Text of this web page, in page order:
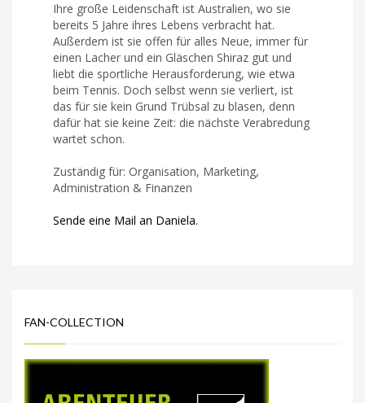
Ihre große Leidenschaft ist Australien, wo sie
bereits 5 Jahre ihres Lebens verbracht hat.
Außerdem ist sie offen für alles Neue, immer für
einen Lacher und ein Gläschen Shiraz gut und
liebt die sportliche Herausforderung, wie etwa
beim Tennis. Doch selbst wenn sie verliert, ist
das für sie kein Grund Trübsal zu blasen, denn
dafür hat sie keine Zeit: die nächste Verabredung
wartet schon.
Zuständig für: Organisation, Marketing,
Administration & Finanzen
Sende eine Mail an Daniela.
FAN-COLLECTION